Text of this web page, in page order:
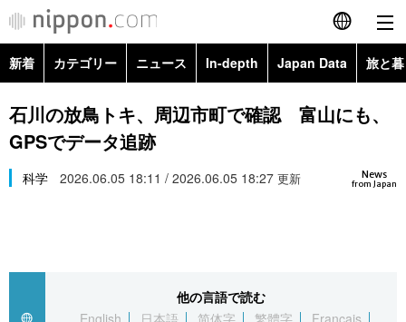
English
简体字
カテゴリー
経済・ビジネス
トップ
In-depth
新着 カテゴリー ニュース In-depth Japan Data 旅と
政治・外交
経済・ビジネス
Topics
石川の放鳥トキ、周辺市町で確認 富山にも、
GPSでデータ追跡
News
from Japan
科学 2026.06.05 18:11 / 2026.06.05 18:27 更新
他の言語で読む
English
日本語 简体字 繁體字
Français